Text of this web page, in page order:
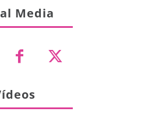
Media